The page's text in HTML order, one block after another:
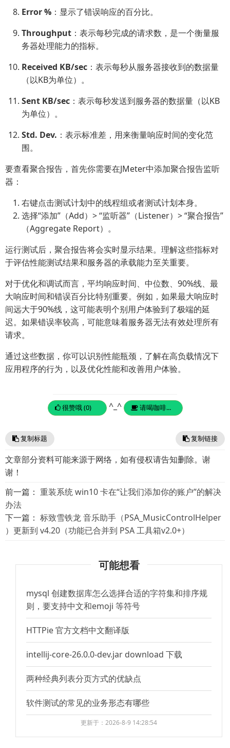
Error % ：显示了错误响应的百分比。
Throughput ：表示每秒完成的请求数，是一个衡量服
务器处理能力的指标。
Received KB/sec ：表示每秒从服务器接收到的数据量
（以KB为单位）。
Sent KB/sec ：表示每秒发送到服务器的数据量（以KB
为单位）。
Std. Dev. ：表示标准差，用来衡量响应时间的变化范
围。
要查看聚合报告，首先你需要在JMeter中添加聚合报告监听
器：
右键点击测试计划中的线程组或者测试计划本身。
选择“添加”（Add）> “监听器”（Listener）> “聚合报告”
（Aggregate Report）。
运行测试后，聚合报告将会实时显示结果。理解这些指标对
于评估性能测试结果和服务器的承载能力至关重要。
对于优化和调试而言，平均响应时间、中位数、90%线、最
大响应时间和错误百分比特别重要。例如，如果最大响应时
间远大于90%线，这可能表明个别用户体验到了极端的延
迟。如果错误率较高，可能意味着服务器无法有效处理所有
请求。
通过这些数据，你可以识别性能瓶颈，了解在高负载情况下
应用程序的行为，以及优化性能和改善用户体验。
很赞哦 (0) ^_^ 请喝咖啡...
复制标题 复制链接
文章部分资料可能来源于网络，如有侵权请告知删除。谢
谢！
前一篇： 重装系统 win10 卡在“让我们添加你的账户”的解决
办法
下一篇： 标致雪铁龙 音乐助手（PSA_MusicControlHelper
）更新到 v4.20（功能已合并到 PSA 工具箱v2.0+）
可能想看
mysql 创建数据库怎么选择合适的字符集和排序规
则，要支持中文和emoji 等符号
HTTPie 官方文档中文翻译版
intellij-core-26.0.0-dev.jar download 下载
两种经典列表分页方式的优缺点
软件测试的常见的业务形态有哪些
更新于：2026-8-9 14:28:54